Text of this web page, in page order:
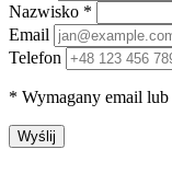
Nazwisko *
Email
Telefon
* Wymagany email
Wyślij